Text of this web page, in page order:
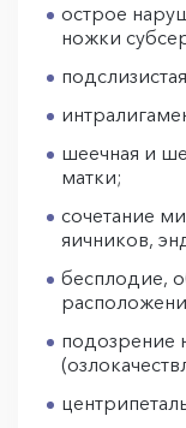
острое
ножки
шеечная и
матки;
сочетание
яичников,
бесплодие,
подозрение